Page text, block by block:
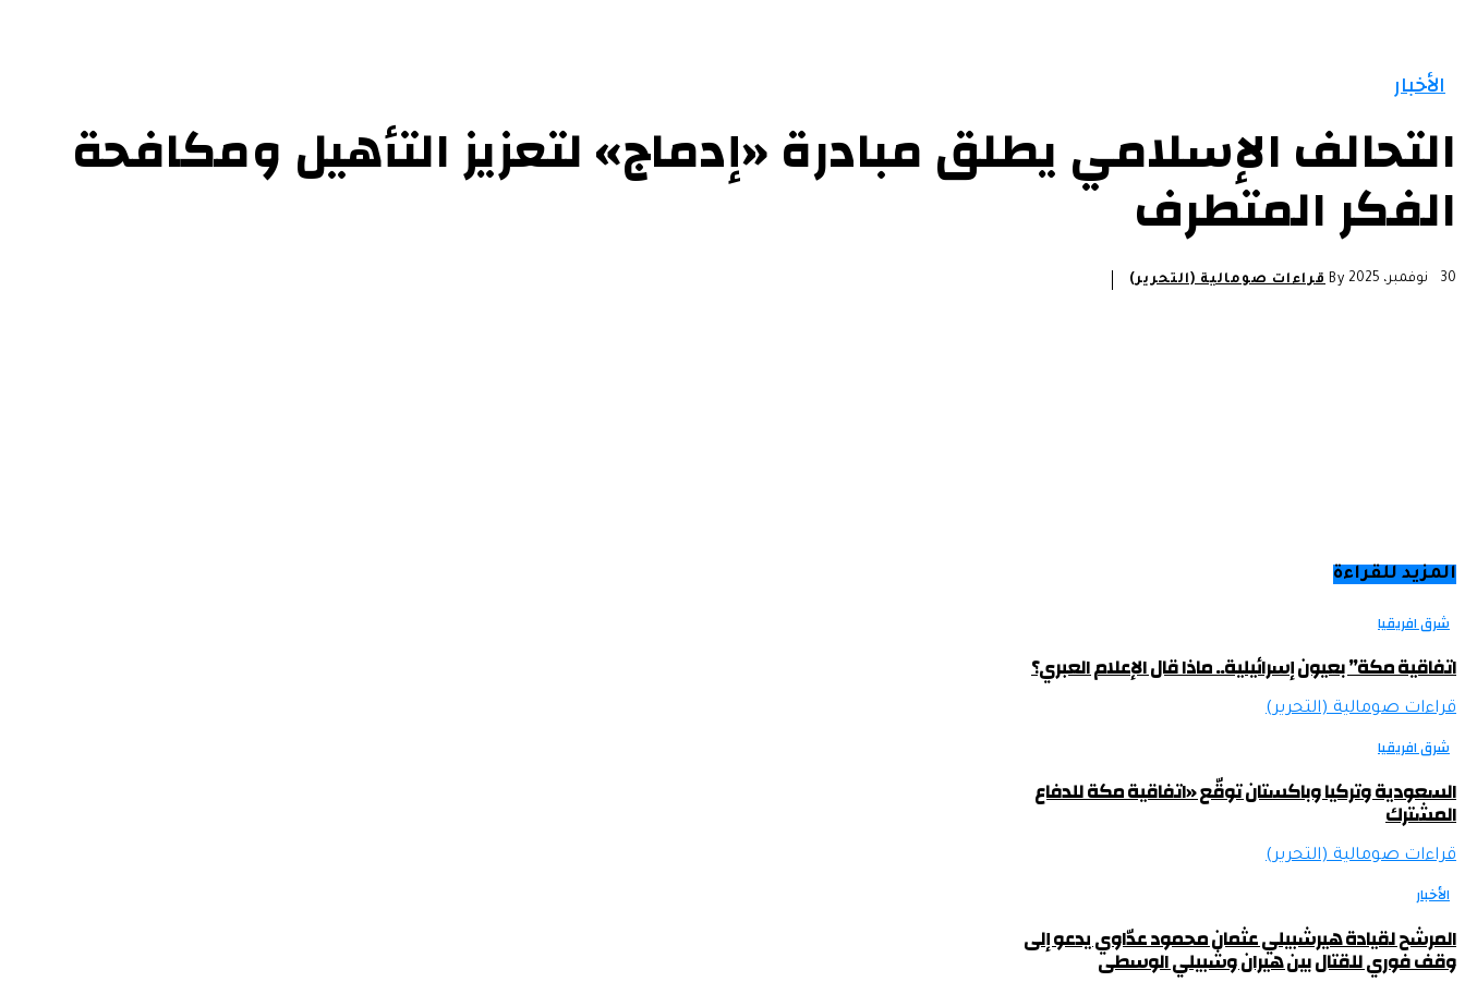
الأخبار
التحالف الإسلامي يطلق مبادرة «إدماج» لتعزيز التأهيل ومكافحة
الفكر المتطرف
30 نوفمبر، 2025 By قراءات صومالية (التحرير)
المزيد للقراءة
شرق افريقيا
اتفاقية مكة” بعيون إسرائيلية.. ماذا قال الإعلام العبري؟
قراءات صومالية (التحرير)
شرق افريقيا
السعودية وتركيا وباكستان توقّع «اتفاقية مكة للدفاع
المشترك
قراءات صومالية (التحرير)
الأخبار
المرشح لقيادة هيرشبيلي عثمان محمود عدّاوي يدعو إلى
وقف فوري للقتال بين هيران وشبيلي الوسطى